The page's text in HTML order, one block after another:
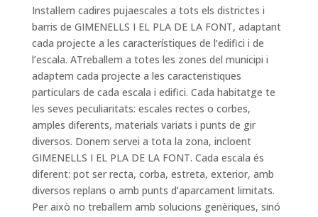
Instal·lem cadires pujaescales a tots els districtes i
barris de GIMENELLS I EL PLA DE LA FONT, adaptant
cada projecte a les característiques de l’edifici i de
l’escala. ATreballem a totes les zones del municipi i
adaptem cada projecte a les caracteristiques
particulars de cada escala i edifici. Cada habitatge te
les seves peculiaritats: escales rectes o corbes,
amples diferents, materials variats i punts de gir
diversos. Donem servei a tota la zona, incloent
GIMENELLS I EL PLA DE LA FONT. Cada escala és
diferent: pot ser recta, corba, estreta, exterior, amb
diversos replans o amb punts d’aparcament limitats.
Per això no treballem amb solucions genèriques, sinó